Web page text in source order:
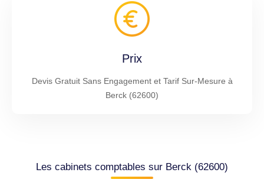
Prix
Devis Gratuit Sans Engagement et Tarif Sur-Mesure à
Berck (62600)
Les cabinets comptables sur Berck (62600)